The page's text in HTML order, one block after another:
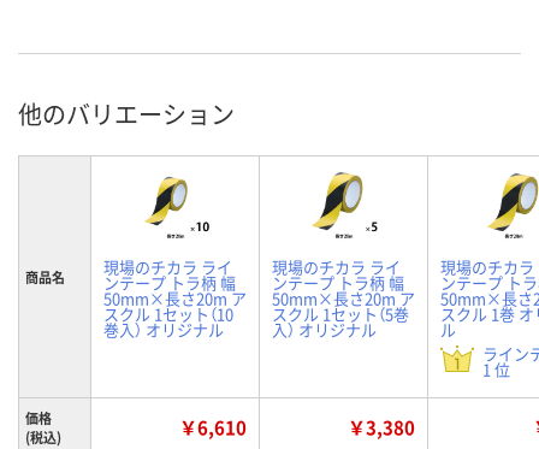
他のバリエーション
商品名 現場のチカラ ライ
ンテープ トラ柄 幅
50mm×長さ20m ア
スクル 1セット（10
巻入） オリジナル
現場のチカラ ライ
ンテープ トラ柄 幅
50mm×長さ20m ア
スクル 1セット（5巻
入） オリジナル
現場のチカラ
ンテープ ト
50mm×長さ
スクル 1巻
ル
ライン
1 位
価格
(税込)
￥6,610 ￥3,380